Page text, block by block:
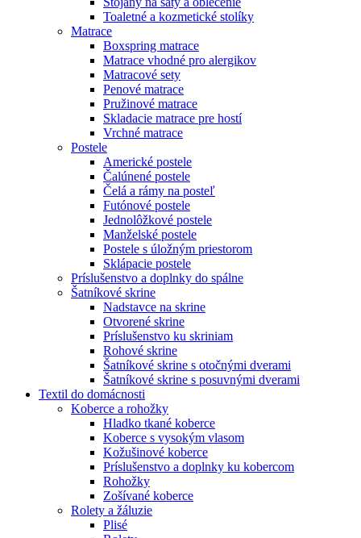
Toaletné a kozmetické stolíky
Matrace
Boxspring matrace
Matrace vhodné pro alergikov
Matracové sety
Penové matrace
Pružinové matrace
Skladacie matrace pre hostí
Vrchné matrace
Postele
Americké postele
Čalúnené postele
Čelá a rámy na posteľ
Futónové postele
Jednolôžkové postele
Manželské postele
Postele s úložným priestorom
Sklápacie postele
Príslušenstvo a doplnky do spálne
Šatníkové skrine
Nadstavce na skrine
Otvorené skrine
Príslušenstvo ku skriniam
Rohové skrine
Šatníkové skrine s otočnými dverami
Šatníkové skrine s posuvnými dverami
Textil do domácnosti
Koberce a rohožky
Hladko tkané koberce
Koberce s vysokým vlasom
Kožušinové koberce
Príslušenstvo a doplnky ku kobercom
Rohožky
Zošívané koberce
Rolety a žáluzie
Plisé